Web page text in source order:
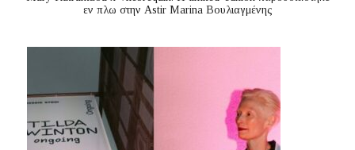
εν πλω στην Astir Marina Βουλιαγμένης